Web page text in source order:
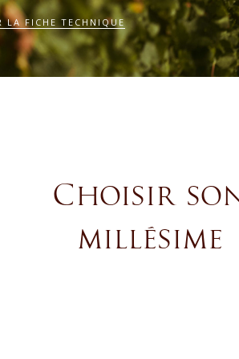
LA FICHE TECHNIQUE
Choisir
millésime